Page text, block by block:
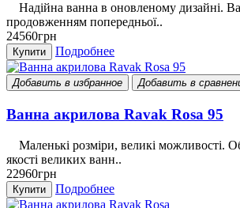
Надійна ванна в оновленому дизайні.
продовженням попередньої..
24560грн
Купити Подробнее
Добавить в избранное Добавить в
Ванна акрилова Ravak Rosa 95
Маленькі розміри, великі можливості.
якості великих ванн..
22960грн
Купити Подробнее